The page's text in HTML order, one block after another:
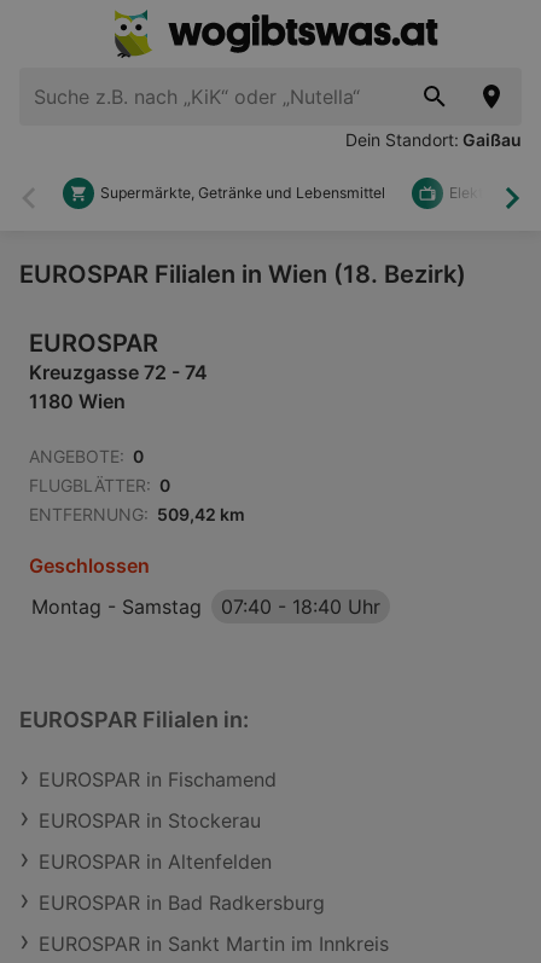
Dein Standort: Gaißau
Zurück
Supermärkte, Getränke und Lebensmittel Elektronik
EUROSPAR Filialen in Wien (18. Bezirk)
EUROSPAR
Kreuzgasse 72 - 74
1180 Wien
ANGEBOTE: 0
FLUGBLÄTTER: 0
ENTFERNUNG: 509,42 km
Geschlossen
Montag - Samstag
07:40 - 18:40 Uhr
EUROSPAR Filialen in:
EUROSPAR in Fischamend
EUROSPAR in Stockerau
EUROSPAR in Altenfelden
EUROSPAR in Bad Radkersburg
EUROSPAR in Sankt Martin im Innkreis